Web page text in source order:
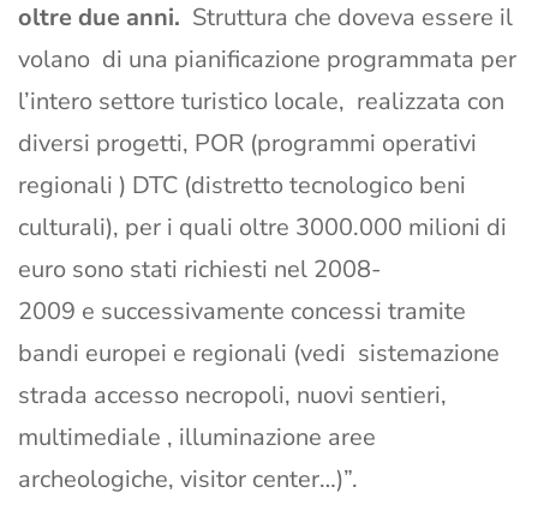
oltre due anni. Struttura che doveva essere il
volano di una pianificazione programmata per
l’intero settore turistico locale, realizzata con
diversi progetti, POR (programmi operativi
regionali ) DTC (distretto tecnologico beni
culturali), per i quali oltre 3000.000 milioni di
euro sono stati richiesti nel 2008-
2009 e successivamente concessi tramite
bandi europei e regionali (vedi sistemazione
strada accesso necropoli, nuovi sentieri,
multimediale , illuminazione aree
archeologiche, visitor center…)”.